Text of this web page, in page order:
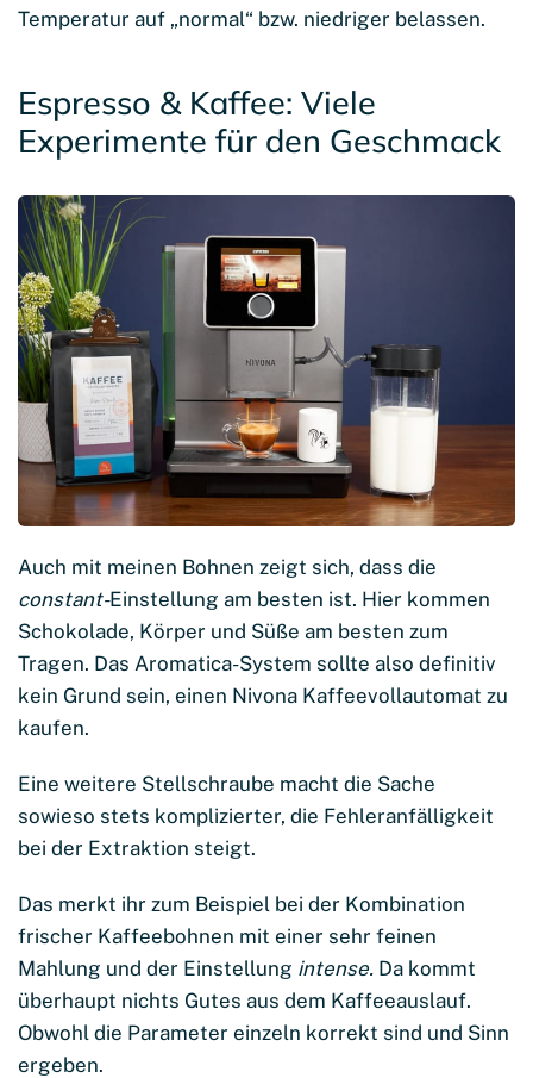
Temperatur auf „normal“ bzw. niedriger belassen.
Espresso & Kaffee: Viele
Experimente für den Geschmack
Auch mit meinen Bohnen zeigt sich, dass die
constant-Einstellung am besten ist. Hier kommen
Schokolade, Körper und Süße am besten zum
Tragen. Das Aromatica-System sollte also definitiv
kein Grund sein, einen Nivona Kaffeevollautomat zu
kaufen.
Eine weitere Stellschraube macht die Sache
sowieso stets komplizierter, die Fehleranfälligkeit
bei der Extraktion steigt.
Das merkt ihr zum Beispiel bei der Kombination
frischer Kaffeebohnen mit einer sehr feinen
Mahlung und der Einstellung intense. Da kommt
überhaupt nichts Gutes aus dem Kaffeeauslauf.
Obwohl die Parameter einzeln korrekt sind und Sinn
ergeben.